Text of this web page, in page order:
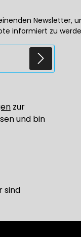
Newsletter,
informiert zu
zur
und bin
sind